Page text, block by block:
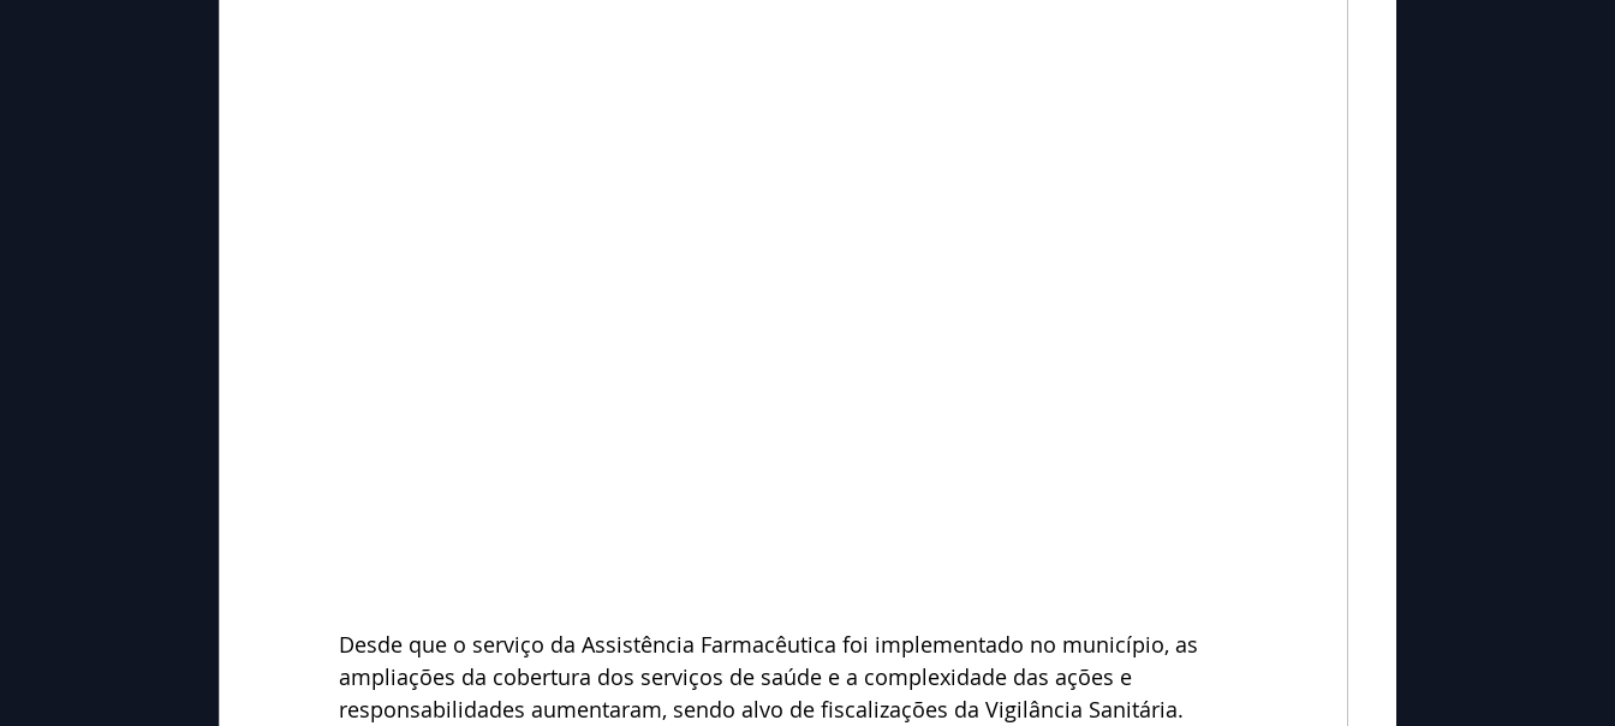
Desde que o serviço da Assistência Farmacêutica foi implementado no município, as
ampliações da cobertura dos serviços de saúde e a complexidade das ações e
responsabilidades aumentaram, sendo alvo de fiscalizações da Vigilância Sanitária.